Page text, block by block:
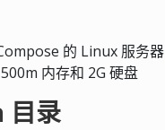
的 Linux 服务器
内存和 2G 硬盘
目录